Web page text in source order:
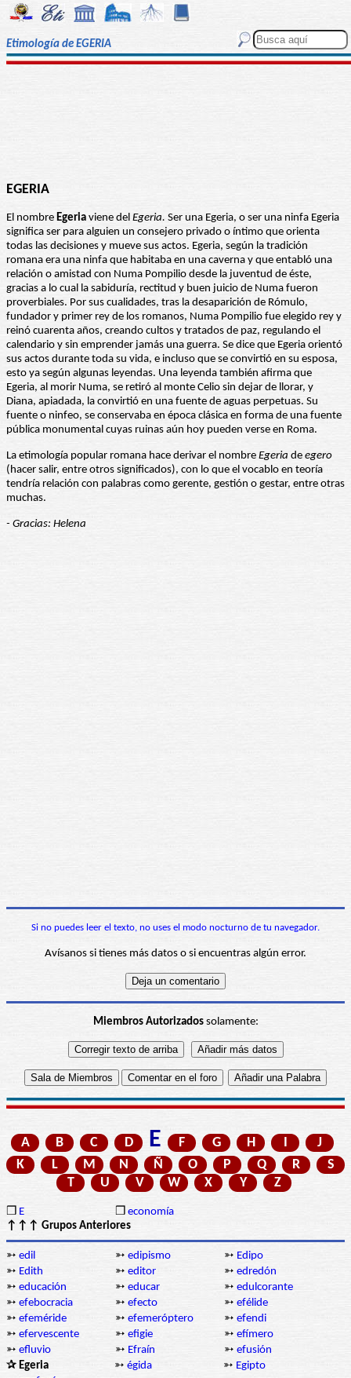
Etimología de EGERIA
EGERIA
El nombre Egeria viene del Egeria. Ser una Egeria, o ser una ninfa Egeria
significa ser para alguien un consejero privado o íntimo que orienta
todas las decisiones y mueve sus actos. Egeria, según la tradición
romana era una ninfa que habitaba en una caverna y que entabló una
relación o amistad con Numa Pompilio desde la juventud de éste,
gracias a lo cual la sabiduría, rectitud y buen juicio de Numa fueron
proverbiales. Por sus cualidades, tras la desaparición de Rómulo,
fundador y primer rey de los romanos, Numa Pompilio fue elegido rey y
reinó cuarenta años, creando cultos y tratados de paz, regulando el
calendario y sin emprender jamás una guerra. Se dice que Egeria orientó
sus actos durante toda su vida, e incluso que se convirtió en su esposa,
esto ya según algunas leyendas. Una leyenda también afirma que
Egeria, al morir Numa, se retiró al monte Celio sin dejar de llorar, y
Diana, apiadada, la convirtió en una fuente de aguas perpetuas. Su
fuente o ninfeo, se conservaba en época clásica en forma de una fuente
pública monumental cuyas ruinas aún hoy pueden verse en Roma.
La etimología popular romana hace derivar el nombre Egeria de egero
(hacer salir, entre otros significados), con lo que el vocablo en teoría
tendría relación con palabras como gerente, gestión o gestar, entre otras
muchas.
- Gracias: Helena
Si no puedes leer el texto, no uses el modo nocturno de tu navegador.
Avísanos si tienes más datos o si encuentras algún error.
Miembros Autorizadossolamente:
A B C D E F G H I
J
K
L M N Ñ O P Q R
S
T
U V W X Y Z
❒ E ❒ economía
↑↑↑ Grupos Anteriores
➳ edil ➳ edipismo ➳ Edipo
➳ Edith ➳ editor ➳ edredón
➳ educación ➳ educar ➳ edulcorante
➳ efebocracia ➳ efecto ➳ efélide
➳ efeméride ➳ efemeróptero ➳ efendi
➳ efervescente ➳ efigie ➳ efímero
➳ efluvio ➳ Efraín ➳ efusión
✰ Egeria
➳ égida ➳ Egipto